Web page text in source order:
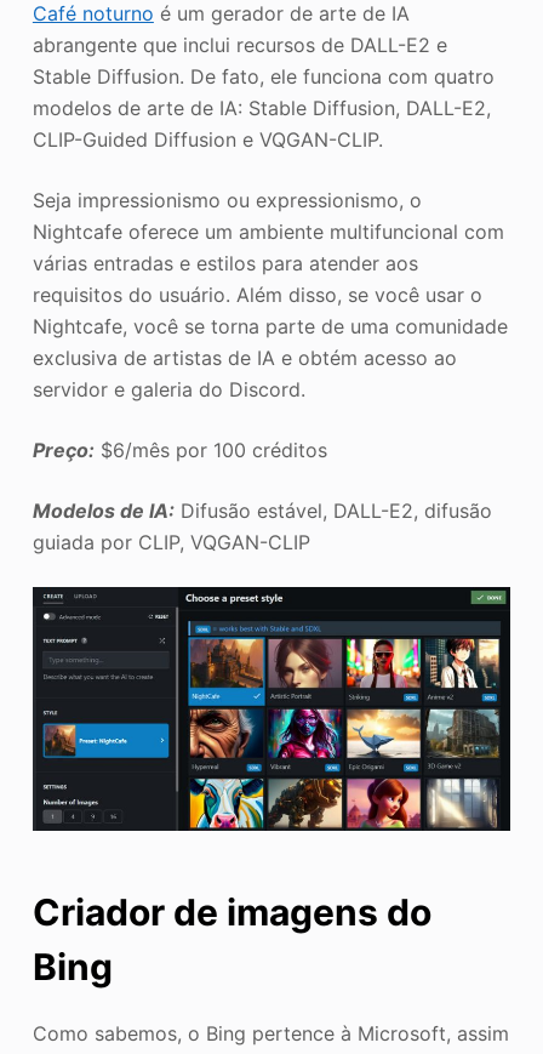
Café noturno é um gerador de arte de IA
abrangente que inclui recursos de DALL-E2 e
Stable Diffusion. De fato, ele funciona com quatro
modelos de arte de IA: Stable Diffusion, DALL-E2,
CLIP-Guided Diffusion e VQGAN-CLIP.
Seja impressionismo ou expressionismo, o
Nightcafe oferece um ambiente multifuncional com
várias entradas e estilos para atender aos
requisitos do usuário. Além disso, se você usar o
Nightcafe, você se torna parte de uma comunidade
exclusiva de artistas de IA e obtém acesso ao
servidor e galeria do Discord.
Preço: $6/mês por 100 créditos
Modelos de IA:Difusão estável, DALL-E2, difusão
guiada por CLIP, VQGAN-CLIP
Criador de imagens do
Bing
Como sabemos, o Bing pertence à Microsoft, assim